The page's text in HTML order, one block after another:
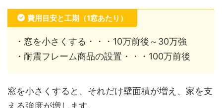
費用目安と工期（1窓あたり）
・窓を小さくする・・・10万前後～30万強
・耐震フレーム商品の設置・・・100万前後
窓を小さくすると、それだけ壁面積が増え、家を支